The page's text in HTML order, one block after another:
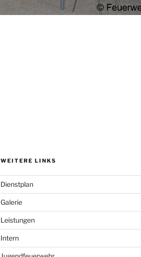
WEITERE LINKS
Dienstplan
Galerie
Leistungen
Intern